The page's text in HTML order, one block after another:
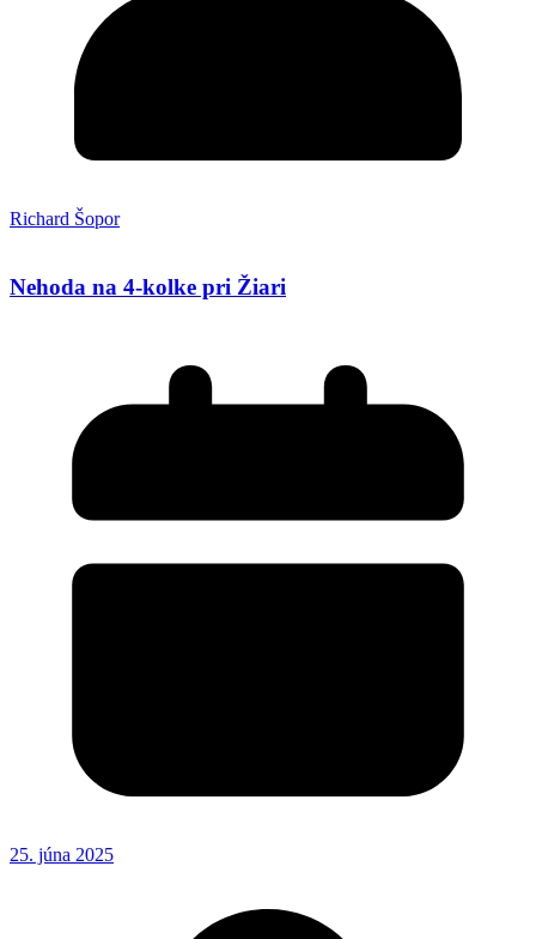
Richard Šopor
Nehoda na 4-kolke pri Žiari
25. júna 2025